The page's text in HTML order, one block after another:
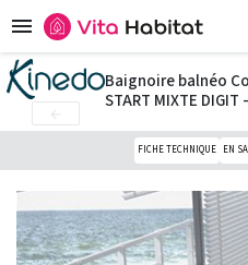

Baignoire balnéo
START MIXTE DIGIT
FICHE TECHNIQUE EN